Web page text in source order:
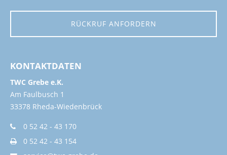
RÜCKRUF ANFORDERN
KONTAKTDATEN
TWC Grebe e.K.
Am Faulbusch 1
33378 Rheda-Wiedenbrück
0 52 42 - 43 170
0 52 42 - 43 154